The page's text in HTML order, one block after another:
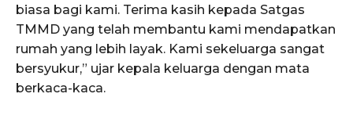
biasa bagi kami. Terima kasih kepada Satgas
TMMD yang telah membantu kami mendapatkan
rumah yang lebih layak. Kami sekeluarga sangat
bersyukur,” ujar kepala keluarga dengan mata
berkaca-kaca.